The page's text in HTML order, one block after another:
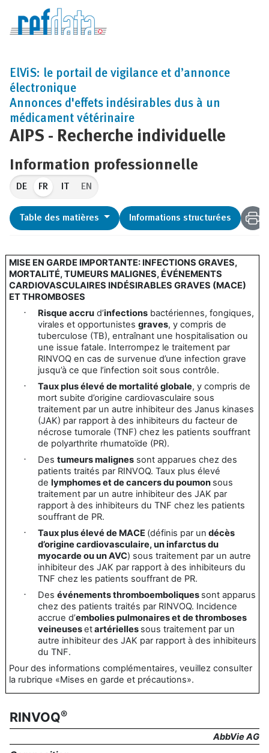
AIPS - Recherche individuelle
ElViS: le portail de vigilance et d’annonce
électronique
Annonces d'effets indésirables dus à un
médicament vétérinaire
Information professionnelle
FR EN
Table des matières Informations structurées